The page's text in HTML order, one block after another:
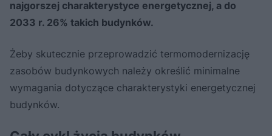
najgorszej charakterystyce energetycznej, a do
2033 r. 26% takich budynków.
Żeby skutecznie przeprowadzić termomodernizację
zasobów budynkowych należy określić minimalne
wymagania dotyczące charakterystyki energetycznej
budynków.